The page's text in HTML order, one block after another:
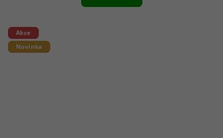
Akce
Novinka